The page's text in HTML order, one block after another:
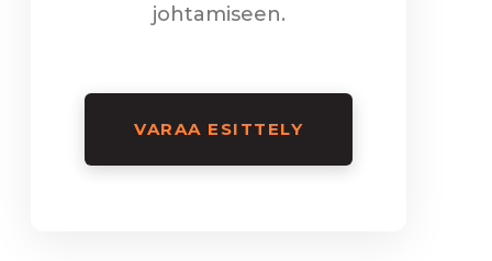
johtamiseen.
VARAA ESITTELY